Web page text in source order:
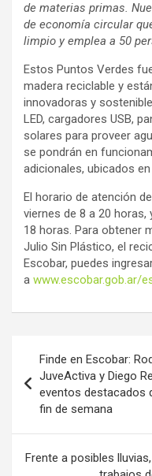
de materias primas.
de economía circular
limpio y emplea a 50
Estos Puntos Verdes
madera reciclable y
innovadoras y
LED, cargadores USB,
solares para proveer
se pondrán en
adicionales, ubicados
El horario de atención
viernes de 8 a 20
18 horas. Para obtener
Julio Sin Plástico, el
Escobar, puedes
a www.escobar.gob.ar/
de
entradas
Finde en Escobar:
JuveActiva y Diego
eventos destacados
fin de semana
Frente a posibles